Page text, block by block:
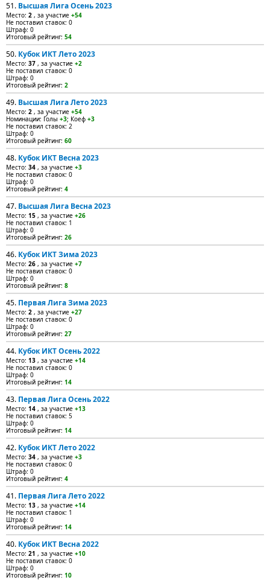
51. Высшая Лига Осень 2023
Место: 2 , за участие +54
Не поставил ставок: 0
Штраф: 0
Итоговый рейтинг: 54
50. Кубок ИКТ Лето 2023
Место: 37 , за участие +2
Не поставил ставок: 0
Штраф: 0
Итоговый рейтинг: 2
49. Высшая Лига Лето 2023
Место: 2 , за участие +54
Номинации: Голы +3; Коеф +3
Не поставил ставок: 2
Штраф: 0
Итоговый рейтинг: 60
48. Кубок ИКТ Весна 2023
Место: 34 , за участие +3
Не поставил ставок: 0
Штраф: 0
Итоговый рейтинг: 4
47. Высшая Лига Весна 2023
Место: 15 , за участие +26
Не поставил ставок: 1
Штраф: 0
Итоговый рейтинг: 26
46. Кубок ИКТ Зима 2023
Место: 26 , за участие +7
Не поставил ставок: 0
Штраф: 0
Итоговый рейтинг: 8
45. Первая Лига Зима 2023
Место: 2 , за участие +27
Не поставил ставок: 0
Штраф: 0
Итоговый рейтинг: 27
44. Кубок ИКТ Осень 2022
Место: 13 , за участие +14
Не поставил ставок: 0
Штраф: 0
Итоговый рейтинг: 14
43. Первая Лига Осень 2022
Место: 14 , за участие +13
Не поставил ставок: 5
Штраф: 0
Итоговый рейтинг: 14
42. Кубок ИКТ Лето 2022
Место: 34 , за участие +3
Не поставил ставок: 0
Штраф: 0
Итоговый рейтинг: 4
41. Первая Лига Лето 2022
Место: 13 , за участие +14
Не поставил ставок: 1
Штраф: 0
Итоговый рейтинг: 14
40. Кубок ИКТ Весна 2022
Место: 21 , за участие +10
Не поставил ставок: 0
Штраф: 0
Итоговый рейтинг: 10